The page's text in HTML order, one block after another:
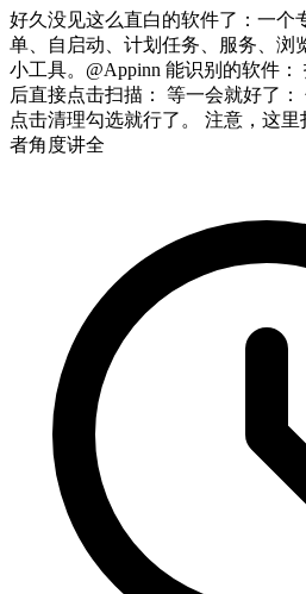
好久没见这么直白的软件了：一个
单、自启动、计划任务、服务、浏
小工具。@Appinn 能识别的软件
后直接点击扫描： 等一会就好了
点击清理勾选就行了。 注意，这
者角度讲全